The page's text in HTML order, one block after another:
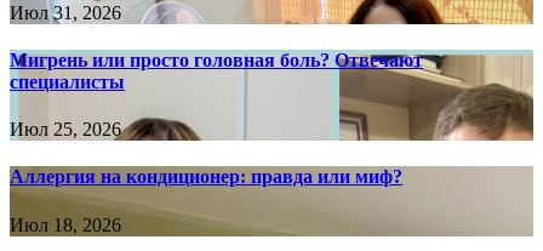
Июл 31, 2026
Мигрень или просто головная боль? Отвечают
специалисты
Июл 25, 2026
Аллергия на кондиционер: правда или миф?
Июл 18, 2026